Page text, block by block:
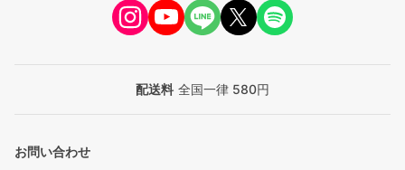
配送料 全国一律 580円
お問い合わせ